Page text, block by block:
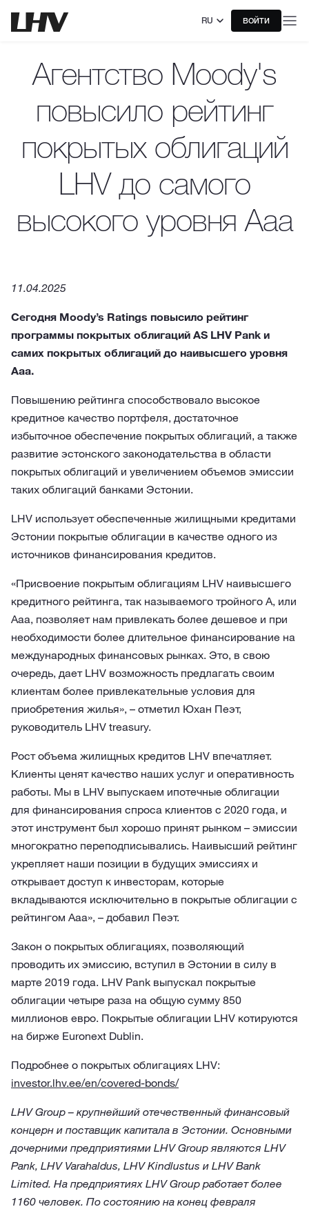
RU ВОЙТИ
Агентство Moody's
повысило рейтинг
покрытых облигаций
LHV до самого
высокого уровня Aaa
11.04.2025
Сегодня Moody’s Ratings повысило рейтинг
программы покрытых облигаций AS LHV Pank и
самих покрытых облигаций до наивысшего уровня
Aaa.
Повышению рейтинга способствовало высокое
кредитное качество портфеля, достаточное
избыточное обеспечение покрытых облигаций, а также
развитие эстонского законодательства в области
покрытых облигаций и увеличением объемов эмиссии
таких облигаций банками Эстонии.
LHV использует обеспеченные жилищными кредитами
Эстонии покрытые облигации в качестве одного из
источников финансирования кредитов.
«Присвоение покрытым облигациям LHV наивысшего
кредитного рейтинга, так называемого тройного A, или
Aaa, позволяет нам привлекать более дешевое и при
необходимости более длительное финансирование на
международных финансовых рынках. Это, в свою
очередь, дает LHV возможность предлагать своим
клиентам более привлекательные условия для
приобретения жилья», – отметил Юхан Пеэт,
руководитель LHV treasury.
Рост объема жилищных кредитов LHV впечатляет.
Клиенты ценят качество наших услуг и оперативность
работы. Мы в LHV выпускаем ипотечные облигации
для финансирования спроса клиентов с 2020 года, и
этот инструмент был хорошо принят рынком – эмиссии
многократно переподписывались. Наивысший рейтинг
укрепляет наши позиции в будущих эмиссиях и
открывает доступ к инвесторам, которые
вкладываются исключительно в покрытые облигации с
рейтингом Aaa», – добавил Пеэт.
Закон о покрытых облигациях, позволяющий
проводить их эмиссию, вступил в Эстонии в силу в
марте 2019 года. LHV Pank выпускал покрытые
облигации четыре раза на общую сумму 850
миллионов евро. Покрытые облигации LHV котируются
на бирже Euronext Dublin.
Подробнее о покрытых облигациях LHV:
investor.lhv.ee/en/covered-bonds/
LHV Group – крупнейший отечественный финансовый
концерн и поставщик капитала в Эстонии. Основными
дочерними предприятиями LHV Group являются LHV
Pank, LHV Varahaldus, LHV Kindlustus и LHV Bank
Limited. На предприятиях LHV Group работает более
1160 человек. По состоянию на конец февраля